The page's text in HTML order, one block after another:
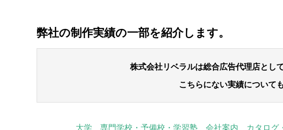
弊社の制作実績の一部を紹介します。
株式会社リベラルは総合広告代理店として
こちらにない実績について
大学 専門学校・予備校・学習塾 会社案内 カタロ